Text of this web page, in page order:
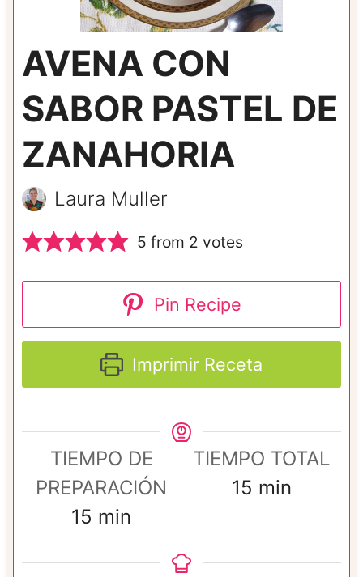
AVENA CON
SABOR PASTEL DE
ZANAHORIA
Laura Muller
5 from 2 votes
Pin Recipe
Imprimir Receta
TIEMPO DE
PREPARACIÓN
15 m
min
TIEMPO TOTAL
15 m
min